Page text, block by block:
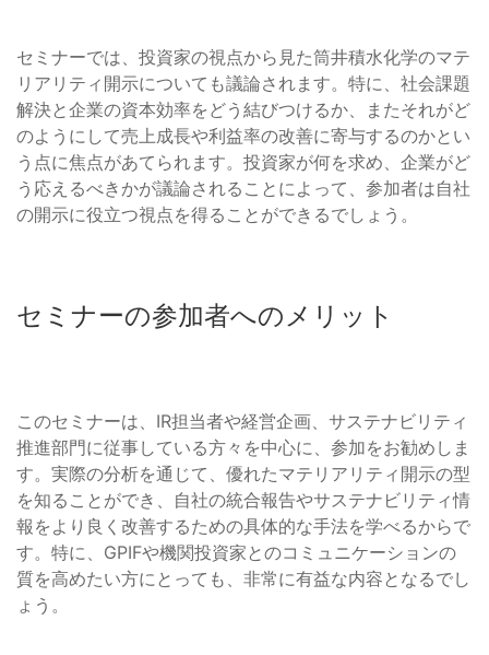
セミナーでは、投資家の視点から見た筒井積水化学のマテ
リアリティ開示についても議論されます。特に、社会課題
解決と企業の資本効率をどう結びつけるか、またそれがど
のようにして売上成長や利益率の改善に寄与するのかとい
う点に焦点があてられます。投資家が何を求め、企業がど
う応えるべきかが議論されることによって、参加者は自社
の開示に役立つ視点を得ることができるでしょう。
セミナーの参加者へのメリット
このセミナーは、IR担当者や経営企画、サステナビリティ
推進部門に従事している方々を中心に、参加をお勧めしま
す。実際の分析を通じて、優れたマテリアリティ開示の型
を知ることができ、自社の統合報告やサステナビリティ情
報をより良く改善するための具体的な手法を学べるからで
す。特に、GPIFや機関投資家とのコミュニケーションの
質を高めたい方にとっても、非常に有益な内容となるでし
ょう。